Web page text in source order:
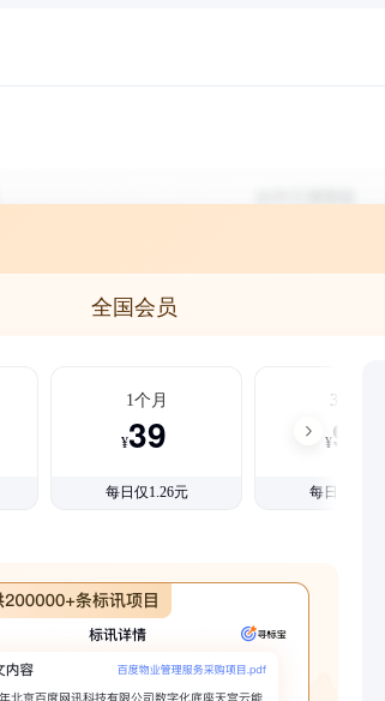
全国会员
1个月
¥39
每日仅1.26元
3个月
¥99
每日仅1.08元